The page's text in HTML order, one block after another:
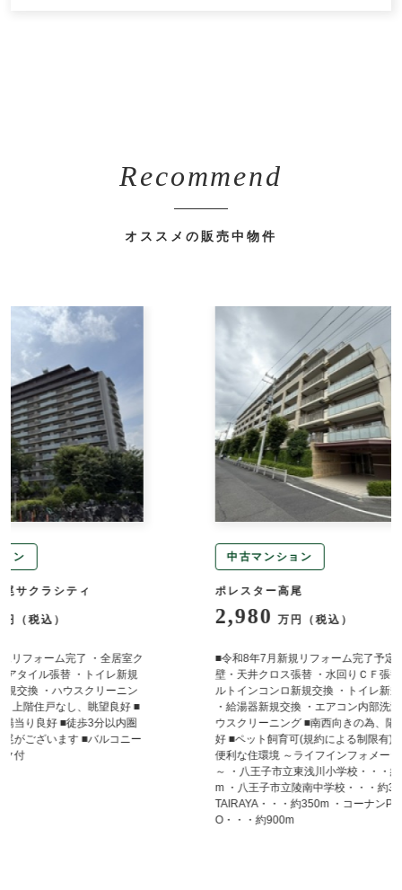
Recommend
オススメの販売中物件
ク
規
ン
■
圏
ー
万円（税込）
■令和8年7月新規リフォーム完了予定 ・全室
壁・天井クロス張替 ・水回りＣＦ張替 ・ビ
ルトインコンロ新規交換 ・トイレ新規交換
・給湯器新規交換 ・エアコン内部洗浄 ・ハ
ウスクリーニング ■南西向きの為、陽当り良
好 ■ペット飼育可(規約による制限有) ■買物
便利な住環境 ～ライフインフォメーション
～ ・八王子市立東浅川小学校・・・約1,000
m ・八王子市立陵南中学校・・・約300m ・
TAIRAYA・・・約350m ・コーナンPR
■令
キ
・
建
リ
育
向
メ
校
校